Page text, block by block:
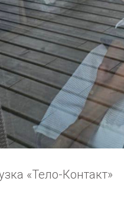
«Тело-Контакт»